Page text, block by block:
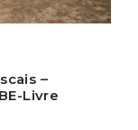
–
Livre